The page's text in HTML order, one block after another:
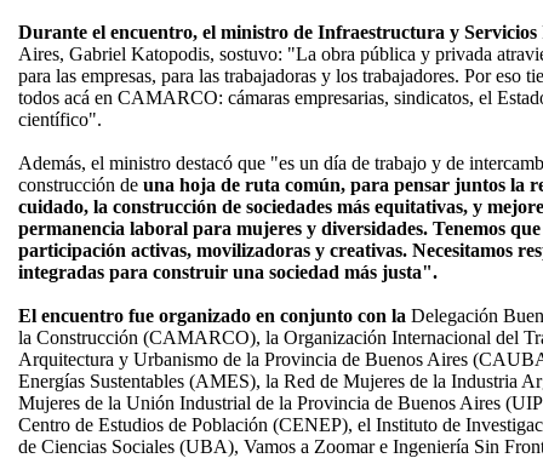
Durante el encuentro, el ministro de Infraestructura y Servicios
Aires, Gabriel Katopodis, sostuvo: "La obra pública y privada
para las empresas, para las trabajadoras y los trabajadores. Por eso
todos acá en CAMARCO: cámaras empresarias, sindicatos, el
científico".
Además, el ministro destacó que "es un día de trabajo y de
construcción de una hoja de ruta común, para pensar juntos la
cuidado, la construcción de sociedades más equitativas, y
permanencia laboral para mujeres y diversidades. Tenemos
participación activas, movilizadoras y creativas. Necesitamos
integradas para construir una sociedad más justa".
El encuentro fue organizado en conjunto con la Delegación
la Construcción (CAMARCO), la Organización Internacional del
Arquitectura y Urbanismo de la Provincia de Buenos Aires
Energías Sustentables (AMES), la Red de Mujeres de la Industria
Mujeres de la Unión Industrial de la Provincia de Buenos Aires
Centro de Estudios de Población (CENEP), el Instituto de
de Ciencias Sociales (UBA), Vamos a Zoomar e Ingeniería Sin